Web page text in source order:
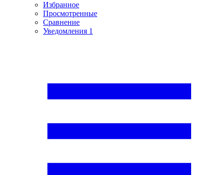
Избранное
Просмотренные
Сравнение
Уведомления 1